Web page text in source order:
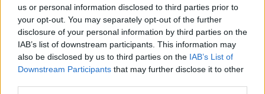
us or personal information disclosed to third parties prior to
your opt-out. You may separately opt-out of the further
disclosure of your personal information by third parties on the
IAB’s list of downstream participants. This information may
also be disclosed by us to third parties on the IAB’s List of
Downstream Participants that may further disclose it to other